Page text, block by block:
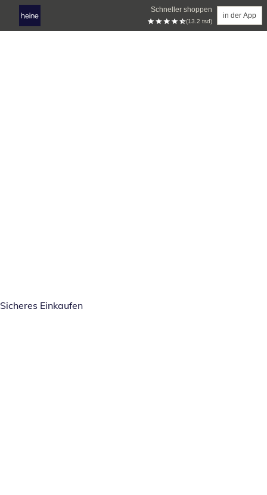
Schneller shoppen
(13.2 tsd)
in der App
Sicheres Einkaufen